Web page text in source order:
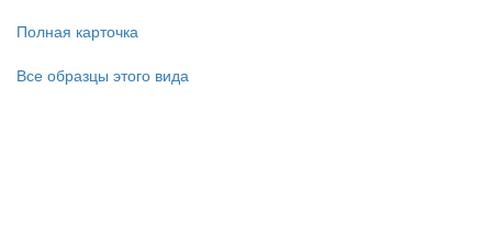
Полная карточка
Все образцы этого вида